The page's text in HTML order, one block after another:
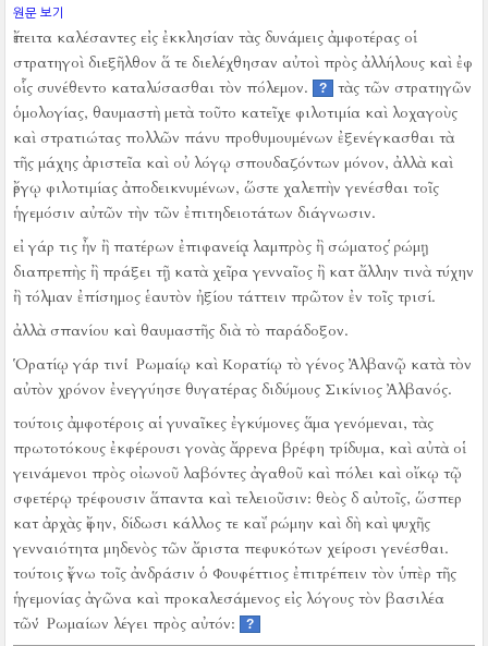
원문 보기
ἔπειτα καλέσαντες εἰς ἐκκλησίαν τὰς δυνάμεις ἀμφοτέρας οἱ
στρατηγοὶ διεξῆλθον ἅ τε διελέχθησαν αὐτοὶ πρὸς ἀλλήλους καὶ ἐφ
οἷς συνέθεντο καταλύσασθαι τὸν πόλεμον.
?
τὰς τῶν στρατηγῶν
ὁμολογίας, θαυμαστὴ μετὰ τοῦτο κατεῖχε φιλοτιμία καὶ λοχαγοὺς
καὶ στρατιώτας πολλῶν πάνυ προθυμουμένων ἐξενέγκασθαι τὰ
τῆς μάχης ἀριστεῖα καὶ οὐ λόγῳ σπουδαζόντων μόνον, ἀλλὰ καὶ
ἔργῳ φιλοτιμίας ἀποδεικνυμένων, ὥστε χαλεπὴν γενέσθαι τοῖς
ἡγεμόσιν αὐτῶν τὴν τῶν ἐπιτηδειοτάτων διάγνωσιν.
εἰ γάρ τις ἦν ἢ πατέρων ἐπιφανείᾳ λαμπρὸς ἢ σώματος ῥώμῃ
διαπρεπὴς ἢ πράξει τῇ κατὰ χεῖρα γενναῖος ἢ κατ ἄλλην τινὰ τύχην
ἢ τόλμαν ἐπίσημος ἑαυτὸν ἠξίου τάττειν πρῶτον ἐν τοῖς τρισί.
ἀλλὰ σπανίου καὶ θαυμαστῆς διὰ τὸ παράδοξον.
Ὁρατίῳ γάρ τινι Ῥωμαίῳ καὶ Κορατίῳ τὸ γένος Ἀλβανῷ κατὰ τὸν
αὐτὸν χρόνον ἐνεγγύησε θυγατέρας διδύμους Σικίνιος Ἀλβανός.
τούτοις ἀμφοτέροις αἱ γυναῖκες ἐγκύμονες ἅμα γενόμεναι, τὰς
πρωτοτόκους ἐκφέρουσι γονὰς ἄρρενα βρέφη τρίδυμα, καὶ αὐτὰ οἱ
γεινάμενοι πρὸς οἰωνοῦ λαβόντες ἀγαθοῦ καὶ πόλει καὶ οἴκῳ τῷ
σφετέρῳ τρέφουσιν ἅπαντα καὶ τελειοῦσιν: θεὸς δ αὐτοῖς, ὥσπερ
κατ ἀρχὰς ἔφην, δίδωσι κάλλος τε καὶ ῥώμην καὶ δὴ καὶ ψυχῆς
γενναιότητα μηδενὸς τῶν ἄριστα πεφυκότων χείροσι γενέσθαι.
τούτοις ἔγνω τοῖς ἀνδράσιν ὁ Φουφέττιος ἐπιτρέπειν τὸν ὑπὲρ τῆς
ἡγεμονίας ἀγῶνα καὶ προκαλεσάμενος εἰς λόγους τὸν βασιλέα
τῶν Ῥωμαίων λέγει πρὸς αὐτόν:
?